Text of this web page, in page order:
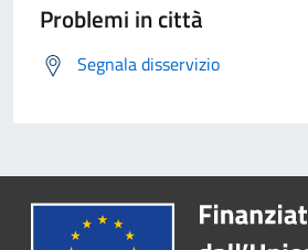
Problemi in città
Segnala disservizio